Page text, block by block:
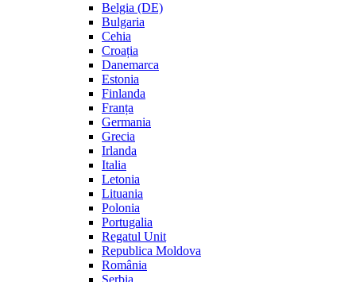
Belgia (DE)
Bulgaria
Cehia
Croația
Danemarca
Estonia
Finlanda
Franța
Germania
Grecia
Irlanda
Italia
Letonia
Lituania
Polonia
Portugalia
Regatul Unit
Republica Moldova
România